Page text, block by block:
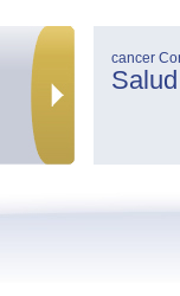
cancer
Salud